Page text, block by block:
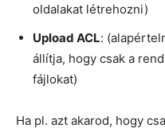
oldalakat létrehozni)
Upload ACL:
állítja, hogy csak a
fájlokat)
Ha pl. azt akarod, hogy